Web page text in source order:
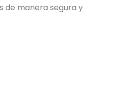
de manera segura y